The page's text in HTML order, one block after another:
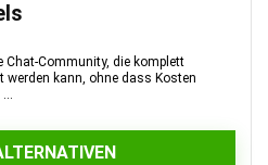
Chat-Community, die komplett
kann, ohne dass Kosten